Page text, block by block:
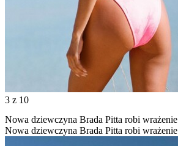
3 z 10
Nowa dziewczyna Brada Pitta robi wrażenie
Nowa dziewczyna Brada Pitta robi wrażenie